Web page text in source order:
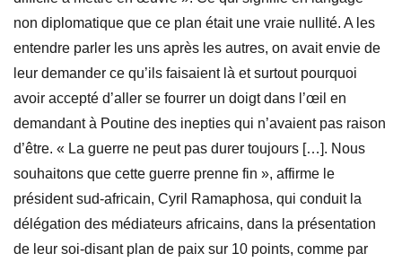
non diplomatique que ce plan était une vraie nullité. A les
entendre parler les uns après les autres, on avait envie de
leur demander ce qu’ils faisaient là et surtout pourquoi
avoir accepté d’aller se fourrer un doigt dans l’œil en
demandant à Poutine des inepties qui n’avaient pas raison
d’être. « La guerre ne peut pas durer toujours […]. Nous
souhaitons que cette guerre prenne fin », affirme le
président sud-africain, Cyril Ramaphosa, qui conduit la
délégation des médiateurs africains, dans la présentation
de leur soi-disant plan de paix sur 10 points, comme par